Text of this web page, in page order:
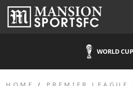
WORLD CUP